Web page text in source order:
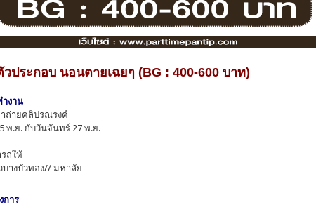
ประกอบ นอนตายเฉยๆ (BG : 400-600 บาท)
ำงาน
าถ่ายคลิปรณรงค์
พ.ย. กับวันจันทร์ 27 พ.ย.
ถให้
บางบัวทอง// มหาลัย
การ